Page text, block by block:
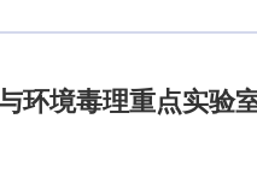
环境毒理重点实验